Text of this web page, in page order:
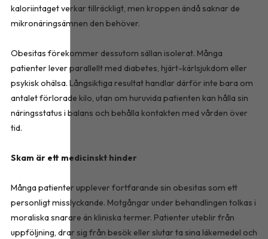
kaloriintaget verkar tillräckligt, men kroppen ändå saknar de
mikronäringsämnen den behöver.
Obesitas förekommer dessutom sällan isolerat. Många
patienter lever parallellt med diabetes, hjärt-kärlsjukdom eller
psykisk ohälsa. Långsiktiga resultat handlar därför inte bara om
antalet förlorade kilo, utan om huruvida patienten kan hålla sin
näringsstatus i balans och behålla kontakten med vården över
tid.
Skam är ett medicinskt hinder
Många patienter upplever fortfarande sin obesitas som ett
personligt misslyckande. Motgångar under behandlingen tolkas i
moraliska snarare än kliniska termer. Patienter uteblir från
uppföljning, drar sig från besök eller slutar ta sina läkemedel och